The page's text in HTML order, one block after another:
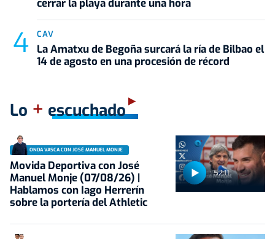
cerrar la playa durante una hora
CAV
La Amatxu de Begoña surcará la ría de Bilbao el
14 de agosto en una procesión de récord
Lo + escuchado
52:11
ONDA VASCA CON JOSÉ MANUEL MONJE
Movida Deportiva con José
Manuel Monje (07/08/26) |
Hablamos con Iago Herrerín
sobre la portería del Athletic